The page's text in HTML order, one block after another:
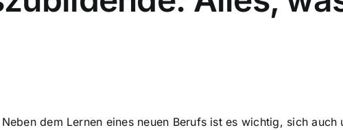
dem Lernen eines neuen Berufs ist es wichtig, sich auch